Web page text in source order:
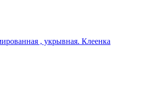
, укрывная. Клеенка